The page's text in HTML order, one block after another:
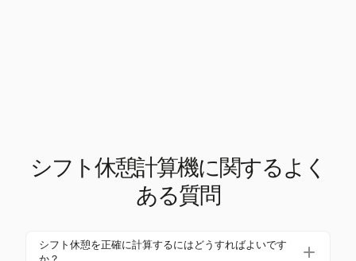
シフト休憩計算機に関するよく
ある質問
シフト休憩を正確に計算するにはどうすればよいです